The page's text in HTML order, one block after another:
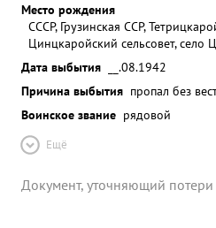
Место рождения
СССР, Грузинская ССР,
Цинцкаройский сельсовет, село
Дата выбытия
__.08.1942
Причина выбытия пропал без
Воинское звание рядовой
Ещё
Документ, уточняющий потери